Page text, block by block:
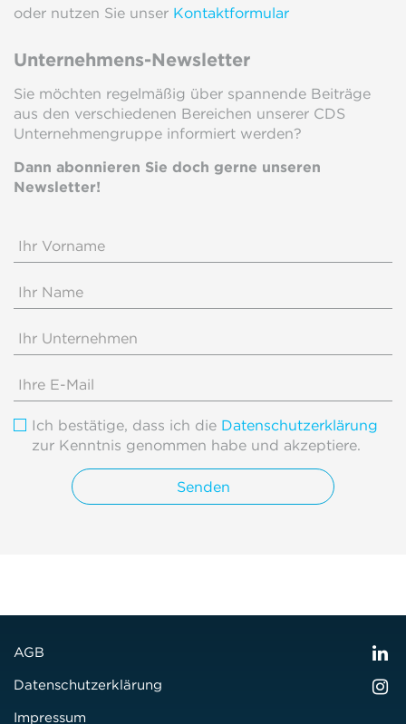
oder nutzen Sie unser Kontaktformular
Unternehmens-Newsletter
Sie möchten regelmäßig über spannende Beiträge
aus den verschiedenen Bereichen unserer CDS
Unternehmengruppe informiert werden?
Dann abonnieren Sie doch gerne unseren
Newsletter!
Ich bestätige, dass ich die Datenschutzerklärung
zur Kenntnis genommen habe und akzeptiere.
AGB
Datenschutzerklärung
Impressum